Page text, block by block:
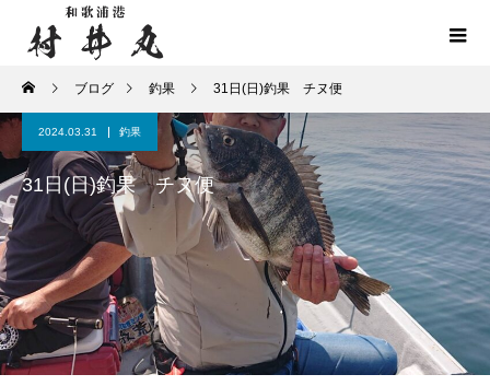
ブログ 釣果 31日(日)釣果 チヌ便
2024.03.31 釣果
31日(日)釣果 チヌ便